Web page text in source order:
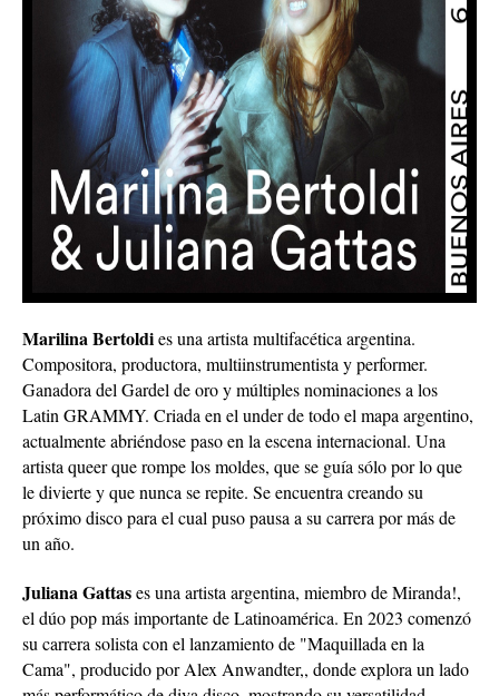
Marilina Bertoldies una artista multifacética argentina.
Compositora, productora, multiinstrumentista y performer.
Ganadora del Gardel de oro y múltiples nominaciones a los
Latin GRAMMY. Criada en el under de todo el mapa argentino,
actualmente abriéndose paso en la escena internacional. Una
artista queer que rompe los moldes, que se guía sólo por lo que
le divierte y que nunca se repite. Se encuentra creando su
próximo disco para el cual puso pausa a su carrera por más de
un año.
Juliana Gattases una artista argentina, miembro de Miranda!,
el dúo pop más importante de Latinoamérica. En 2023 comenzó
su carrera solista con el lanzamiento de "Maquillada en la
Cama", producido por Alex Anwandter,, donde explora un lado